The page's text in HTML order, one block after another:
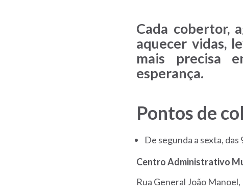
Cada cobertor,
aquecer vidas,
mais precisa
esperança.
Pontos de
De segunda a sexta, das
Centro Administrativo
Rua General João